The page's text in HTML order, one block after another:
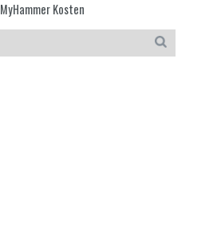
MyHammer Kosten